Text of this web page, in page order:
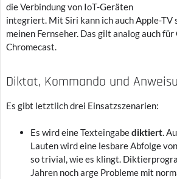
die Verbindung von IoT-Geräten
integriert. Mit Siri kann ich auch Apple-TV
meinen Fernseher. Das gilt analog auch für
Chromecast.
Diktat, Kommando und
Es gibt letztlich drei Einsatzszenarien:
Es wird eine Texteingabediktiert.
Lauten wird eine lesbare Abfolge
so trivial, wie es klingt.
Jahren noch arge Probleme mit